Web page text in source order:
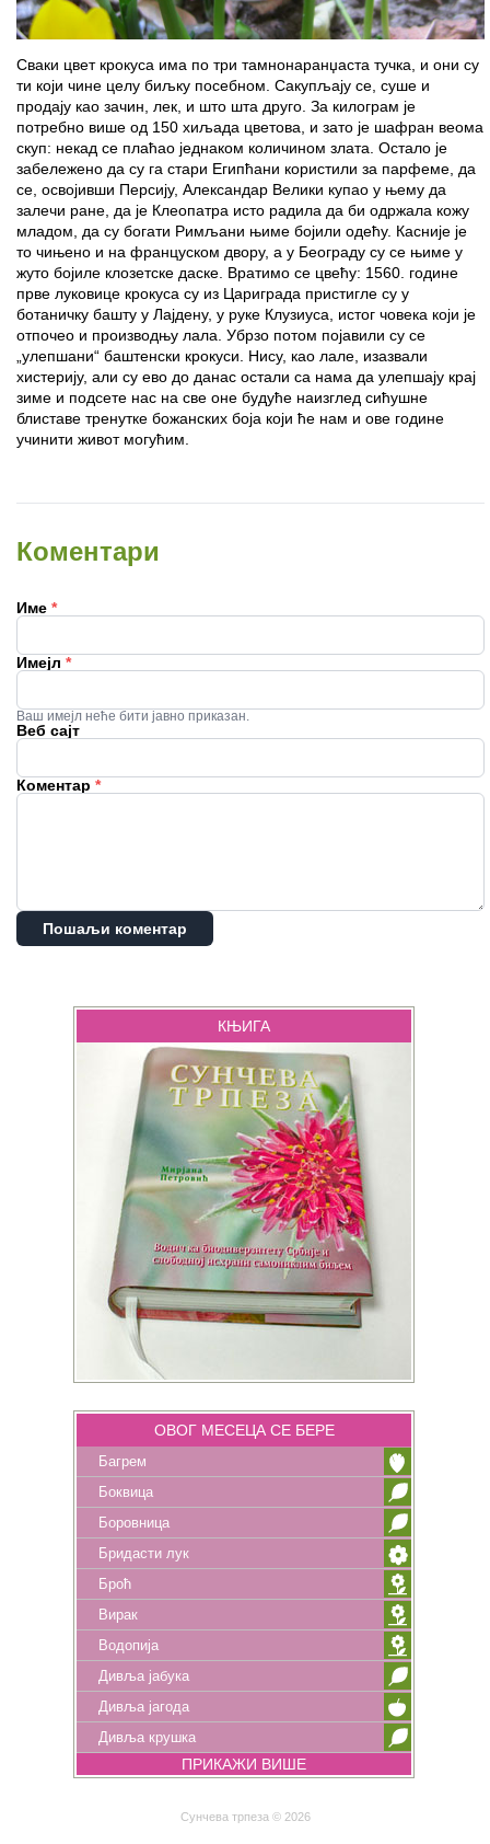
Сваки цвет крокуса има по три тамнонаранџаста тучка, и они су
ти који чине целу биљку посебном. Сакупљају се, суше и
продају као зачин, лек, и што шта друго. За килограм je
потребно више од 150 хиљада цветова, и зато је шафран веома
скуп: некад се плаћао једнаком количином злата. Остало је
забележено да су га стари Египћани користили за парфеме, да
се, освојивши Персију, Александар Велики купао у њему да
залечи ране, да је Клеопатра исто радила да би одржала кожу
младом, да су богати Римљани њиме бојили одећу. Касније је
то чињено и на француском двору, а у Београду су се њиме у
жуто бојиле клозетске даске. Вратимо се цвећу: 1560. године
прве луковице крокуса су из Цариграда пристигле су у
ботаничку башту у Лајдену, у руке Клузиуса, истог човека који је
отпочео и производњу лала. Убрзо потом појавили су се
„улепшани“ баштенски крокуси. Нису, као лале, изазвали
хистерију, али су ево до данас остали са нама да улепшају крај
зиме и подсете нас на све оне будуће наизглед сићушне
блиставе тренутке божанских боја који ће нам и ове године
учинити живот могућим.
Коментари
Име *
Имејл *
Ваш имејл неће бити јавно приказан.
Веб сајт
Коментар *
Пошаљи коментар
КЊИГА
ОВОГ МЕСЕЦА СЕ БЕРЕ
Багрем
Боквица
Боровница
Бридасти лук
Броћ
Вирак
Водопија
Дивља јабука
Дивља јагода
Дивља крушка
ПРИКАЖИ ВИШЕ
Сунчева трпеза © 2026